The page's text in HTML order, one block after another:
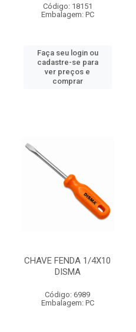
Código: 18151
Embalagem: PC
Faça seu login ou
cadastre-se para
ver preços e
comprar
CHAVE FENDA 1/4X10
DISMA
Código: 6989
Embalagem: PC